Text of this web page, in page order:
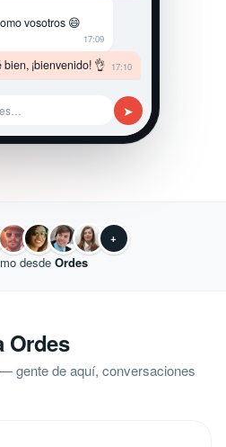
vosotros 😄
17:09
bien, ¡bienvenido! 👌 17:10
➤
+
desde Ordes
Ordes
gente de aquí, conversaciones